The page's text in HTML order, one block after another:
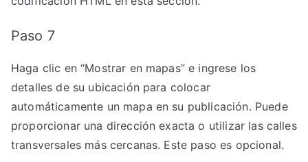
Paso 7
Haga clic en “Mostrar en mapas” e ingrese los
detalles de su ubicación para colocar
automáticamente un mapa en su publicación. Puede
proporcionar una dirección exacta o utilizar las calles
transversales más cercanas. Este paso es opcional.